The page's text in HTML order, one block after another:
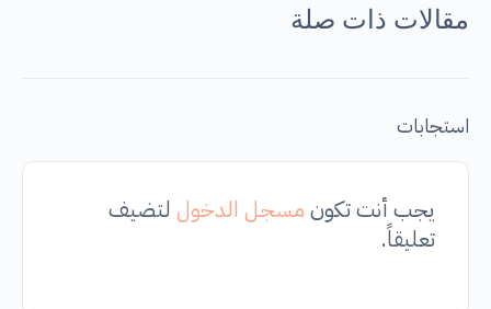
مقالات ذات صلة
استجابات
يجب أنت تكون مسجل الدخول لتضيف
تعليقاً.